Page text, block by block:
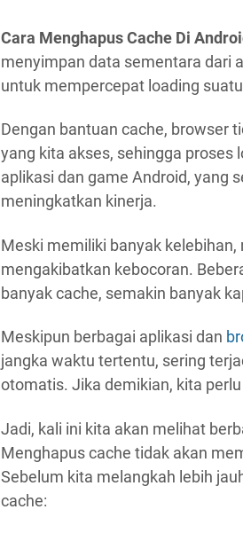
Cara Menghapus Cache Di
menyimpan data sementara dari
untuk mempercepat loading
Dengan bantuan cache, browser
yang kita akses, sehingga proses
aplikasi dan game Android, yang
meningkatkan kinerja.
Meski memiliki banyak
mengakibatkan kebocoran.
banyak cache, semakin banyak
Meskipun berbagai aplikasi dan
jangka waktu tertentu, sering
otomatis. Jika demikian, kita
Jadi, kali ini kita akan melihat
Menghapus cache tidak akan
Sebelum kita melangkah lebih
cache: